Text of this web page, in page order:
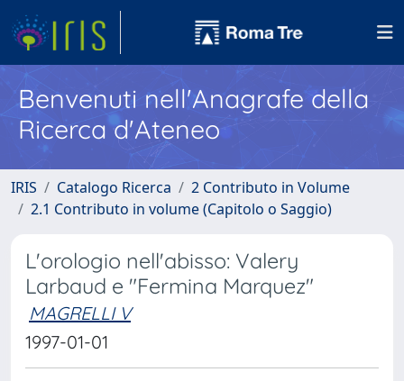
Benvenuti nell'Anagrafe della
Ricerca d'Ateneo
IRIS Catalogo Ricerca
2 Contributo in Volume
2.1 Contributo in volume (Capitolo o Saggio)
L'orologio nell'abisso: Valery
Larbaud e "Fermina Marquez"
MAGRELLI V
1997-01-01